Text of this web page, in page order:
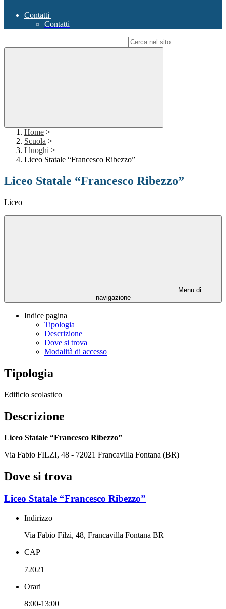
Contatti
Contatti
Home >
Scuola >
I luoghi >
Liceo Statale “Francesco Ribezzo”
Liceo Statale “Francesco Ribezzo”
Liceo
Menu di
navigazione
Indice pagina
Tipologia
Descrizione
Dove si trova
Modalità di accesso
Tipologia
Edificio scolastico
Descrizione
Liceo Statale “Francesco Ribezzo”
Via Fabio FILZI, 48 - 72021 Francavilla Fontana (BR)
Dove si trova
Liceo Statale “Francesco Ribezzo”
Indirizzo
Via Fabio Filzi, 48, Francavilla Fontana BR
CAP
72021
Orari
8:00-13:00